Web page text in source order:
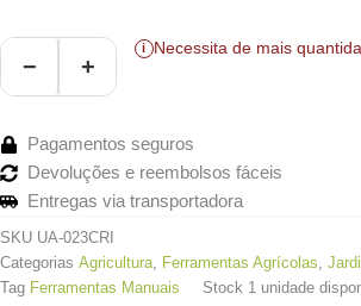
de
Machado
1M
− +
i Necessita de mais
Pagamentos seguros
Devoluções e reembolsos fáceis
Entregas via transportadora
SKU UA-023CRI
Categorias Agricultura Ferramentas Agrícolas
Tag Ferramentas Manuais Stock 1 unidade